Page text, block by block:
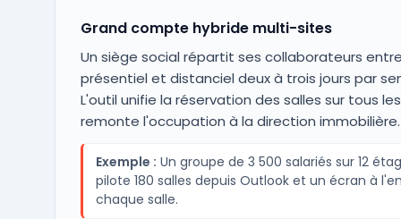
Grand compte hybride multi-sites
Un siège social répartit ses collaborateurs
présentiel et distanciel deux à trois jours par
L'outil unifie la réservation des salles sur tous
remonte l'occupation à la direction immobilière.
Exemple : Un groupe de 3 500 salariés sur 12
pilote 180 salles depuis Outlook et un écran à
chaque salle.